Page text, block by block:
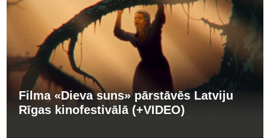
Filma «Dieva suns» pārstāvēs Latviju
Rīgas kinofestivālā (+VIDEO)